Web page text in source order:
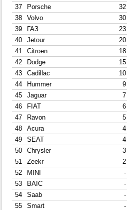
37
Porsche 32
38
Volvo 30
39
ГАЗ 23
40
Jetour 20
41
Citroen 18
42
Dodge 15
43
Cadillac 10
44
Hummer 9
45
Jaguar 7
46
FIAT 6
47
Ravon 5
48
Acura 4
49
SEAT 4
50
Chrysler 3
51
Zeekr 2
52
MINI -
53
BAIC -
54
Saab -
55
Smart -